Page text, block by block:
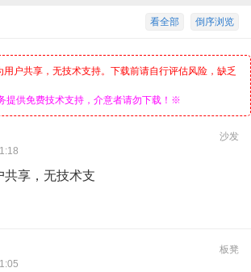
倒序浏览
看全部
户共享，无技术支持。下载前请自行评估风险，缺乏
提供免费技术支持，介意者请勿下载！※
沙发
共享，无技术支
板凳